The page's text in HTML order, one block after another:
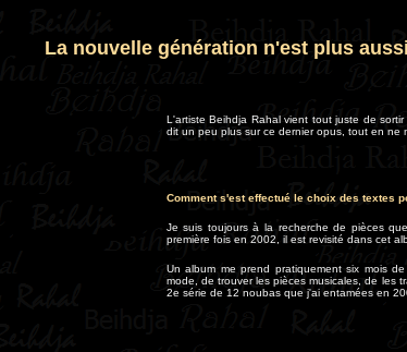
La nouvelle génération n'est plus
L'artiste Beihdja Rahal vient tout juste de
dit un peu plus sur ce dernier opus, tout en ne
Comment s'est effectué le choix des textes
Je suis toujours à la recherche de pièces
première fois en 2002, il est revisité dans cet
Un album me prend pratiquement six mois
mode, de trouver les pièces musicales, de les
2e série de 12 noubas que j'ai entamées en